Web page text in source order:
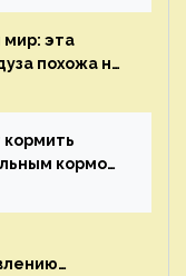
экологии
мир: эта
похожа на
кормить
кормом